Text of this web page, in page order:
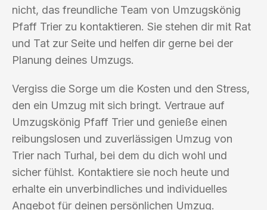
nicht, das freundliche Team von Umzugskönig
Pfaff Trier zu kontaktieren. Sie stehen dir mit Rat
und Tat zur Seite und helfen dir gerne bei der
Planung deines Umzugs.
Vergiss die Sorge um die Kosten und den Stress,
den ein Umzug mit sich bringt. Vertraue auf
Umzugskönig Pfaff Trier und genieße einen
reibungslosen und zuverlässigen Umzug von
Trier nach Turhal, bei dem du dich wohl und
sicher fühlst. Kontaktiere sie noch heute und
erhalte ein unverbindliches und individuelles
Angebot für deinen persönlichen Umzug.